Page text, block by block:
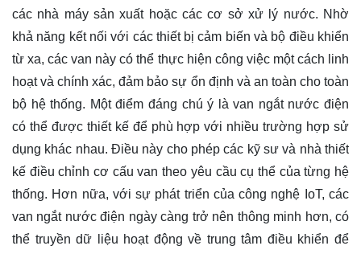
các nhà máy sản xuất hoặc các cơ sở xử lý nước. Nhờ
khả năng kết nối với các thiết bị cảm biến và bộ điều khiển
từ xa, các van này có thể thực hiện công việc một cách linh
hoạt và chính xác, đảm bảo sự ổn định và an toàn cho toàn
bộ hệ thống. Một điểm đáng chú ý là van ngắt nước điện
có thể được thiết kế để phù hợp với nhiều trường hợp sử
dụng khác nhau. Điều này cho phép các kỹ sư và nhà thiết
kế điều chỉnh cơ cấu van theo yêu cầu cụ thể của từng hệ
thống. Hơn nữa, với sự phát triển của công nghệ IoT, các
van ngắt nước điện ngày càng trở nên thông minh hơn, có
thể truyền dữ liệu hoạt động về trung tâm điều khiển để